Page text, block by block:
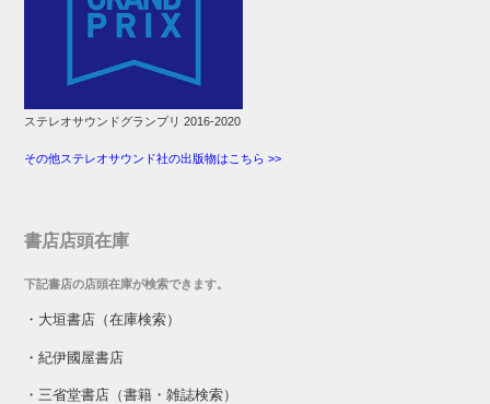
ステレオサウンドグランプリ 2016-2020
その他ステレオサウンド社の出版物はこちら >>
書店店頭在庫
下記書店の店頭在庫が検索できます。
・ 大垣書店（在庫検索）
・紀伊國屋書店
・ 三省堂書店（書籍・雑誌検索）